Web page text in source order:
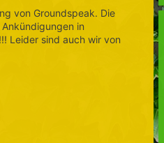
von Groundspeak. Die
in
Leider sind auch wir von